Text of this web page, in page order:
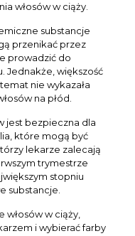
włosów w ciąży.
substancje
przenikać przez
prowadzić do
Jednakże, większość
nie wykazała
na płód.
jest bezpieczna dla
które mogą być
lekarze zalecają
trymestrze
stopniu
substancje.
włosów w ciąży,
i wybierać farby